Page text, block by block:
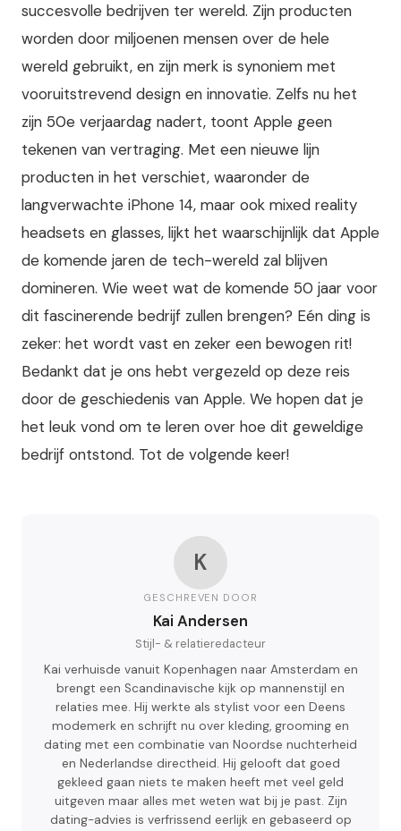
succesvolle bedrijven ter wereld. Zijn producten
worden door miljoenen mensen over de hele
wereld gebruikt, en zijn merk is synoniem met
vooruitstrevend design en innovatie. Zelfs nu het
zijn 50e verjaardag nadert, toont Apple geen
tekenen van vertraging. Met een nieuwe lijn
producten in het verschiet, waaronder de
langverwachte iPhone 14, maar ook mixed reality
headsets en glasses, lijkt het waarschijnlijk dat Apple
de komende jaren de tech-wereld zal blijven
domineren. Wie weet wat de komende 50 jaar voor
dit fascinerende bedrijf zullen brengen? Eén ding is
zeker: het wordt vast en zeker een bewogen rit!
Bedankt dat je ons hebt vergezeld op deze reis
door de geschiedenis van Apple. We hopen dat je
het leuk vond om te leren over hoe dit geweldige
bedrijf ontstond. Tot de volgende keer!
K
GESCHREVEN DOOR
Kai Andersen
Stijl- & relatieredacteur
Kai verhuisde vanuit Kopenhagen naar Amsterdam en
brengt een Scandinavische kijk op mannenstijl en
relaties mee. Hij werkte als stylist voor een Deens
modemerk en schrijft nu over kleding, grooming en
dating met een combinatie van Noordse nuchterheid
en Nederlandse directheid. Hij gelooft dat goed
gekleed gaan niets te maken heeft met veel geld
uitgeven maar alles met weten wat bij je past. Zijn
dating-advies is verfrissend eerlijk en gebaseerd op